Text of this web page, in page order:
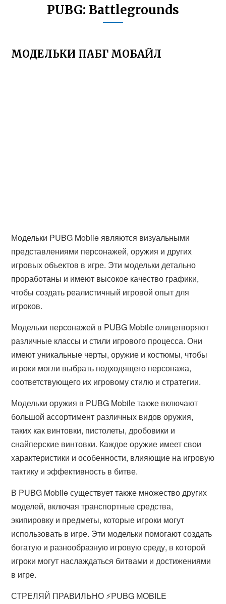
PUBG: Battlegrounds
МОДЕЛЬКИ ПАБГ МОБАЙЛ
Модельки PUBG Mobile являются визуальными
представлениями персонажей, оружия и других
игровых объектов в игре. Эти модельки детально
проработаны и имеют высокое качество графики,
чтобы создать реалистичный игровой опыт для
игроков.
Модельки персонажей в PUBG Mobile олицетворяют
различные классы и стили игрового процесса. Они
имеют уникальные черты, оружие и костюмы, чтобы
игроки могли выбрать подходящего персонажа,
соответствующего их игровому стилю и стратегии.
Модельки оружия в PUBG Mobile также включают
большой ассортимент различных видов оружия,
таких как винтовки, пистолеты, дробовики и
снайперские винтовки. Каждое оружие имеет свои
характеристики и особенности, влияющие на игровую
тактику и эффективность в битве.
В PUBG Mobile существует также множество других
моделей, включая транспортные средства,
экипировку и предметы, которые игроки могут
использовать в игре. Эти модельки помогают создать
богатую и разнообразную игровую среду, в которой
игроки могут наслаждаться битвами и достижениями
в игре.
СТРЕЛЯЙ ПРАВИЛЬНО ⚡️PUBG MOBILE